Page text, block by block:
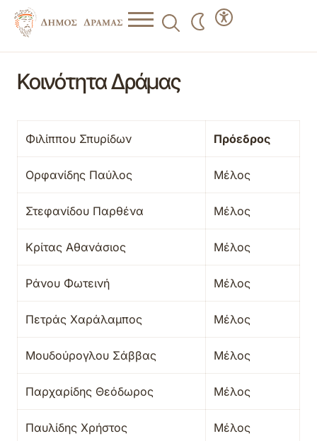
Κοινότητα Δράμας
Φιλίππου Σπυρίδων Πρόεδρος
Ορφανίδης Παύλος Μέλος
Στεφανίδου Παρθένα Μέλος
Κρίτας Αθανάσιος Μέλος
Ράνου Φωτεινή Μέλος
Πετράς Χαράλαμπος Μέλος
Μουδούρογλου Σάββας Μέλος
Παρχαρίδης Θεόδωρος Μέλος
Παυλίδης Χρήστος Μέλος